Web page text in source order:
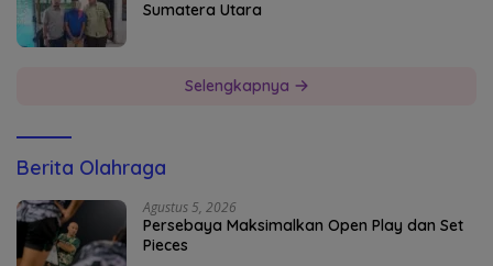
Sumatera Utara
Selengkapnya
Berita Olahraga
Agustus 5, 2026
Persebaya Maksimalkan Open Play dan Set
Pieces